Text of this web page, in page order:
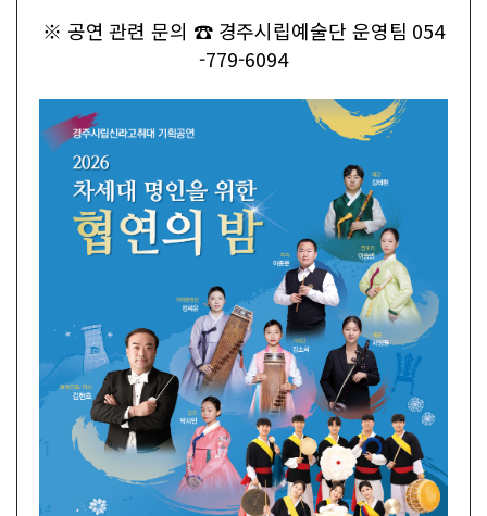
※ 공연 관련 문의 ☎ 경주시립예술단 운영팀 054
-779-6094